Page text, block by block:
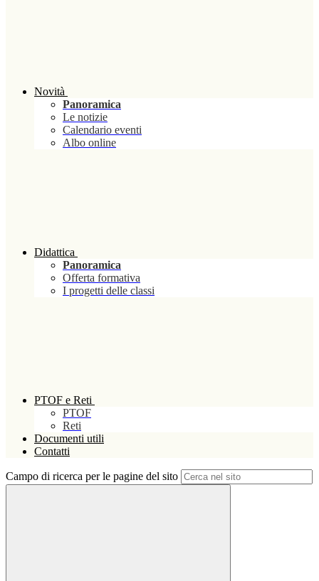
Novità
Panoramica
Le notizie
Calendario eventi
Albo online
Didattica
Panoramica
Offerta formativa
I progetti delle classi
PTOF e Reti
PTOF
Reti
Documenti utili
Contatti
Campo di ricerca per le pagine del sito